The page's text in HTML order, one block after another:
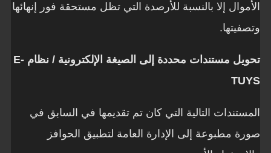
الأموال إلا بالنسبة للأرصدة التي تظل مستحقة فور إنهائها
وتصفيتها.
تحويل مستندات محددة إلى الصيغة الإلكترونية / نظام E-
TUYS
المستندات التالية التي كان تم تقديمها في السابق في
صورة مطبوعة إلى الإدارة العامة لتطبيق الحوافز